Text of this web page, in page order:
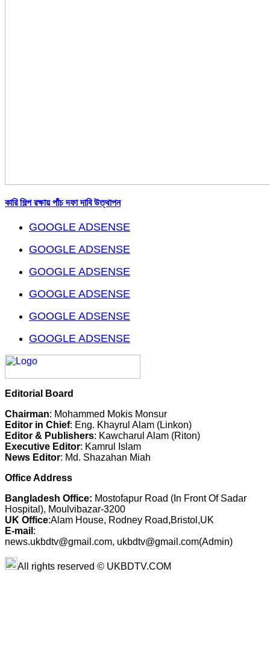
কারি শিল্প রক্ষায় পাঁচ দফা দাবি উত্থাপন
GOOGLE ADSENSE
GOOGLE ADSENSE
GOOGLE ADSENSE
GOOGLE ADSENSE
GOOGLE ADSENSE
GOOGLE ADSENSE
Editorial Board
Chairman: Mohammed Mokis Monsur
Editor in Chief: Eng. Khayrul Alam (Linkon)
Editor & Publishers: Kawcharul Alam (Riton)
Executive Editor: Kamrul Islam
News Editor: Md. Shazahan Miah
Office Address
Bangladesh Office: Mostofapur Road (In Front Of Sadar
Hospital), Moulvibazar-3200
UK Office:Alam House, Rodney Road,Bristol,UK
E-mail :
news.ukbdtv@gmail.com, ukbdtv@gmail.com(Admin)
All rights reserved © UKBDTV.COM